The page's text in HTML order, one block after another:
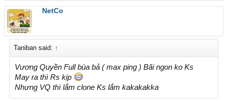
NetCo
Taniban said: ↑
Vương Quyền Full bùa bả ( max ping ) Bãi ngon ko Ks
May ra thì Rs kịp
Nhưng VQ thì lắm clone Ks lắm kakakakka